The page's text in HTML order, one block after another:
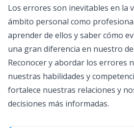
Los errores son inevitables en la
ámbito personal como
aprender de ellos y saber cómo
una gran diferencia en nuestro
Reconocer y abordar los errores
nuestras habilidades y
fortalece nuestras relaciones y
decisiones más informadas.